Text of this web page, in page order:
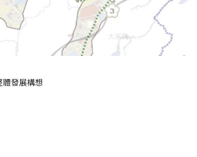
體發展構想